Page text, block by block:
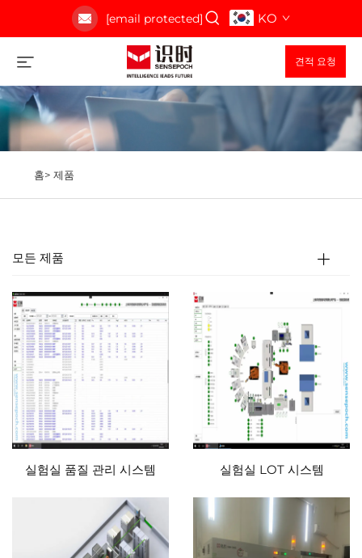
[email protected] KO
견적 요청
홈> 제품
모든 제품
실험실 품질 관리 시스템 실험실 LOT 시스템